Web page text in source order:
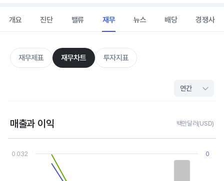
개요 진단 밸류 재무 뉴스 배당 경쟁사
재무제표 재무차트 투자지표
매출과 이익 백만달러(USD)
Chart
View as data table, Chart
The chart has 1 X axis displaying categories.
The chart has 2 Y axes displaying values, and values.
0.032 0